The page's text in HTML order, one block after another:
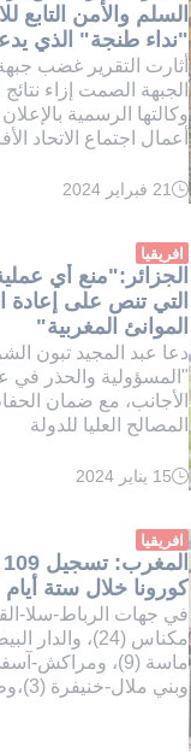
السلم والأمن التابع
"نداء طنجة" الذي
أثارت التقرير غضب جبهة
الجبهة الصمت إزاء
وكالتها الرسمية
أعمال اجتماع الاتحاد
وقت
دقيقة.
21 فبراير 2024
افريقيا
الجزائر:"منع أي
التي تنص على إعادة
الموانئ المغربية"
دعا عبد المجيد تبون
"المسؤولية والحذر في
الأجانب، مع ضمان
المصالح العليا للدولة
وقت
دقيقة.
15 يناير 2024
افريقيا
كورونا خلال ستة أيام
وبني ملال-خنيفرة (3)،وطنجة-تطوان-الحسيمة